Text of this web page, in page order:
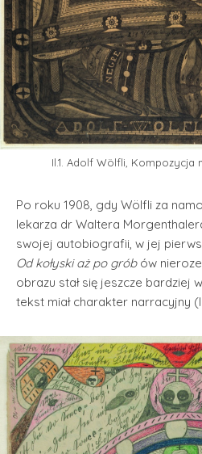
Il.1. Adolf Wölfli, Kompozycja
Po roku 1908, gdy Wölfli za
lekarza dr Waltera
swojej autobiografii, w jej
Od kołyski aż po grób ów
obrazu stał się jeszcze bardziej
tekst miał charakter narracyjny